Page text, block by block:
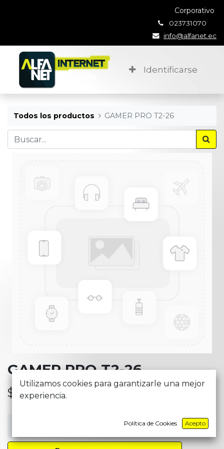
Corporativo
023731070
info@alfanet.ec
Identificarse
Todos los productos GAMER PRO T2-26
GAMER PRO T2-26
$ 26,09
Utilizamos cookies para garantizarle una mejor
experiencia.
Política de Cookies Acepto